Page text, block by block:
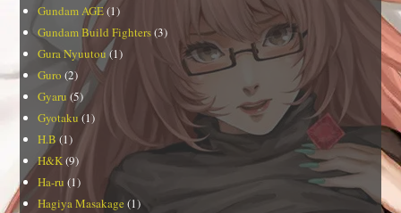
Gundam AGE(1)
Gundam Build Fighters(3)
Gura Nyuutou(1)
Guro (2)
Gyaru (5)
Gyotaku (1)
H.B (1)
H&K(9)
Ha-ru (1)
Hagiya Masakage (1)